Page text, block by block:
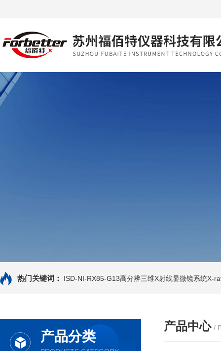
热门关键词： ISD-NI-RX85-G13高分辨三维X射线显微镜系统X-
产品分类
产品中心 /